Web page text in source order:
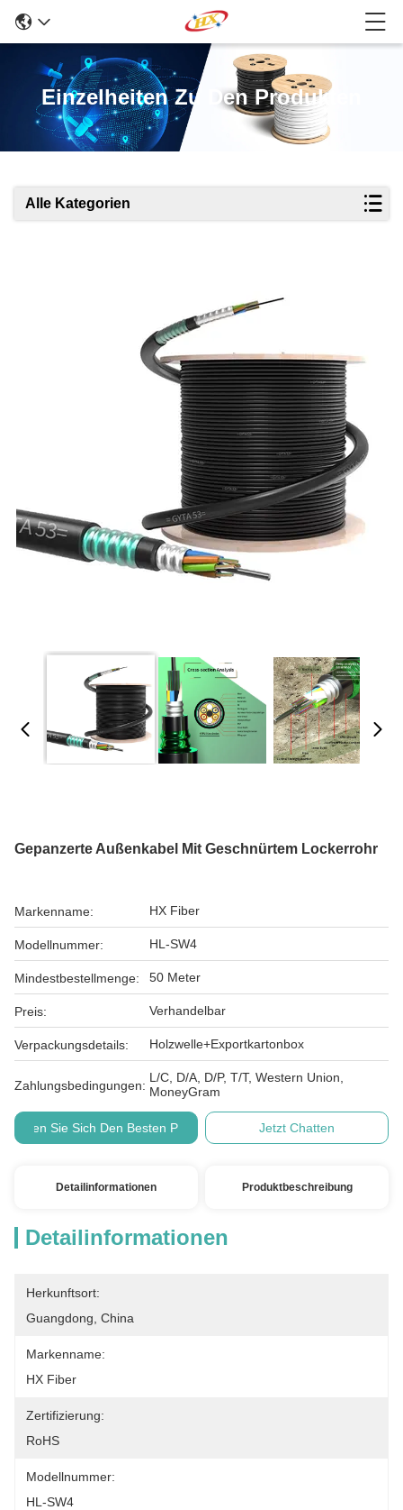
Einzelheiten Zu Den Produkten
Alle Kategorien
Gepanzerte Außenkabel Mit Geschnürtem Lockerrohr
Markenname: HX Fiber
Modellnummer: HL-SW4
Mindestbestellmenge: 50 Meter
Preis: Verhandelbar
Verpackungsdetails: Holzwelle+Exportkartonbox
Zahlungsbedingungen:
L/C, D/A, D/P, T/T, Western Union,
MoneyGram
Holen Sie Sich Den Besten Preis Jetzt Chatten
Detailinformationen Produktbeschreibung
Detailinformationen
Herkunftsort:
Guangdong, China
Markenname:
HX Fiber
Zertifizierung:
RoHS
Modellnummer:
HL-SW4